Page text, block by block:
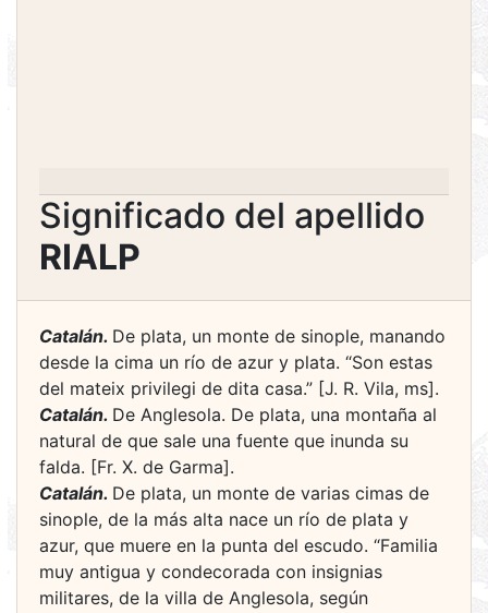
Significado del apellido
RIALP
Catalán. De plata, un monte de sinople, manando
desde la cima un río de azur y plata. “Son estas
del mateix privilegi de dita casa.” [J. R. Vila, ms].
Catalán. De Anglesola. De plata, una montaña al
natural de que sale una fuente que inunda su
falda. [Fr. X. de Garma].
Catalán. De plata, un monte de varias cimas de
sinople, de la más alta nace un río de plata y
azur, que muere en la punta del escudo. “Familia
muy antigua y condecorada con insignias
militares, de la villa de Anglesola, según